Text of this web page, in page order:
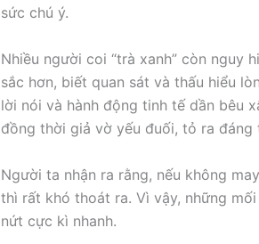
sức chú ý.
Nhiều người coi “trà xanh” còn nguy
sắc hơn, biết quan sát và thấu hiểu
lời nói và hành động tinh tế dần bêu
đồng thời giả vờ yếu đuối, tỏ ra
Người ta nhận ra rằng, nếu không
thì rất khó thoát ra. Vì vậy, những
nứt cực kì nhanh.